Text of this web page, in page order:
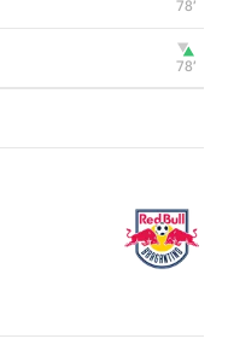
78‎’‎
78‎’‎